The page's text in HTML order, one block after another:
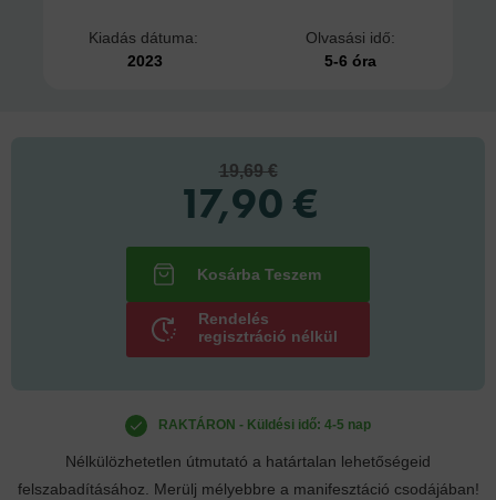
Kiadás dátuma:
2023
Olvasási idő:
5-6 óra
Nélkülözhetetlen útmutató a határtalan lehetőségeid
felszabadításához. Merülj mélyebbre a manifesztáció csodájában!
RAKTÁRON - Küldési idő: 4-5 nap
19,69 €
17,90 €
Rendelés
regisztráció nélkül